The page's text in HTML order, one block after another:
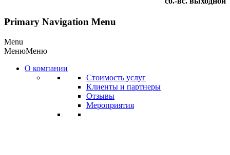
Primary Navigation Menu
Menu
МенюМеню
О компании
Стоимость услуг
Клиенты и партнеры
Отзывы
Мероприятия